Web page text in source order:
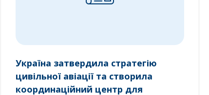
Україна затвердила стратегію
цивільної авіації та створила
координаційний центр для